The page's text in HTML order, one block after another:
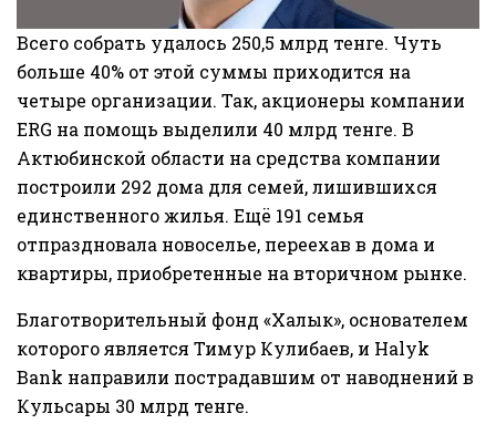
Всего собрать удалось 250,5 млрд тенге. Чуть
больше 40% от этой суммы приходится на
четыре организации. Так, акционеры компании
ERG на помощь выделили 40 млрд тенге. В
Актюбинской области на средства компании
построили 292 дома для семей, лишившихся
единственного жилья. Ещё 191 семья
отпраздновала новоселье, переехав в дома и
квартиры, приобретенные на вторичном рынке.
Благотворительный фонд «Халык», основателем
которого является Тимур Кулибаев, и Halyk
Bank направили пострадавшим от наводнений в
Кульсары 30 млрд тенге.